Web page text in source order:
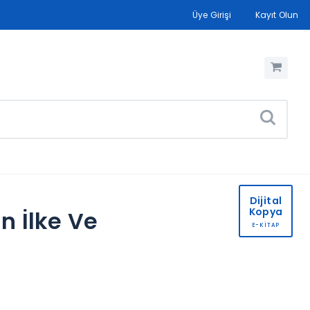
Üye Girişi Kayıt Olun
İlke Ve
Dijital
Kopya
E-KİTAP